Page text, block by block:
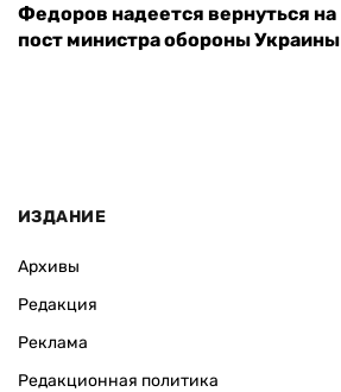
Федоров надеется вернуться на
пост министра обороны Украины
ИЗДАНИЕ
Архивы
Редакция
Реклама
Редакционная политика